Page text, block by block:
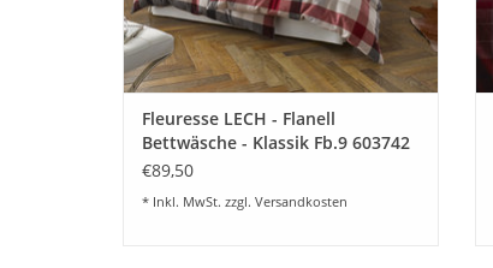
Fleuresse LECH - Flanell
Bettwäsche - Klassik Fb.9 603742
€89,50
* Inkl. MwSt. zzgl. Versandkosten